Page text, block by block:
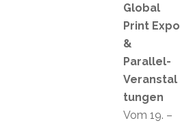
Global
Print Expo
&
Parallel-
Veranstal
tungen
Vom 19. –